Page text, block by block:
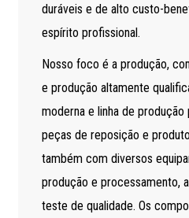
duráveis ​​e de alto custo-
espírito profissional.
Nosso foco é a produção,
e produção altamente
moderna e linha de produção
peças de reposição e
também com diversos
produção e processamento,
teste de qualidade. Os